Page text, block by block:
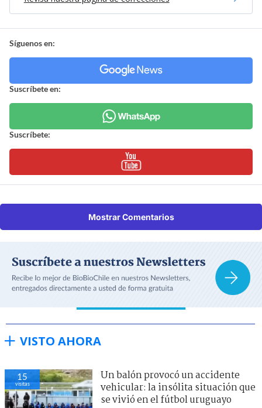
Síguenos en:
Suscríbete en:
Suscríbete:
Mostrar Comentarios
VISTO AHORA
15
visitas
Un balón provocó un accidente
vehicular: la insólita situación que
se vivió en el fútbol uruguayo